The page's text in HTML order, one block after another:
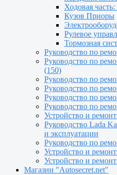
Ходовая
Кузов Приоры
Рулевое
Тормозная
Руководство по
Руководство по
(150)
Руководство по
Руководство по
Руководство по
Руководство по
Устройство и
Руководство Lada
и эксплуатации
Руководство по
Устройство и
Устройство и
Магазин "Autosecret.net"